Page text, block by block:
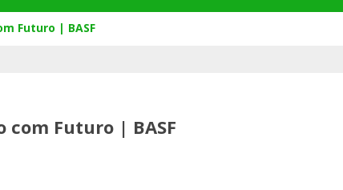
Futuro | BASF
Futuro | BASF